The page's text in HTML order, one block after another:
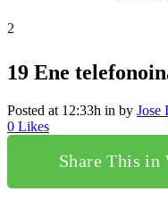
19 Ene
Posted at 12:33h in by Jose
0 Likes
Share This in